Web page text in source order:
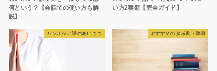
何という？【会話での使い方も解
説】
い方2種類【完全ガイド】
カンボジア語のあいさつ おすすめの参考書・辞書